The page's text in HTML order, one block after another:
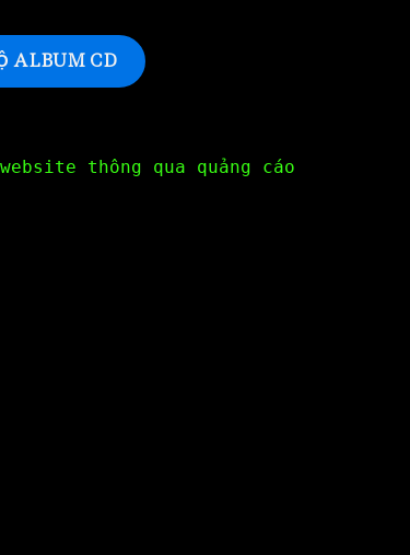
ALBUM CD
thông qua quảng cáo